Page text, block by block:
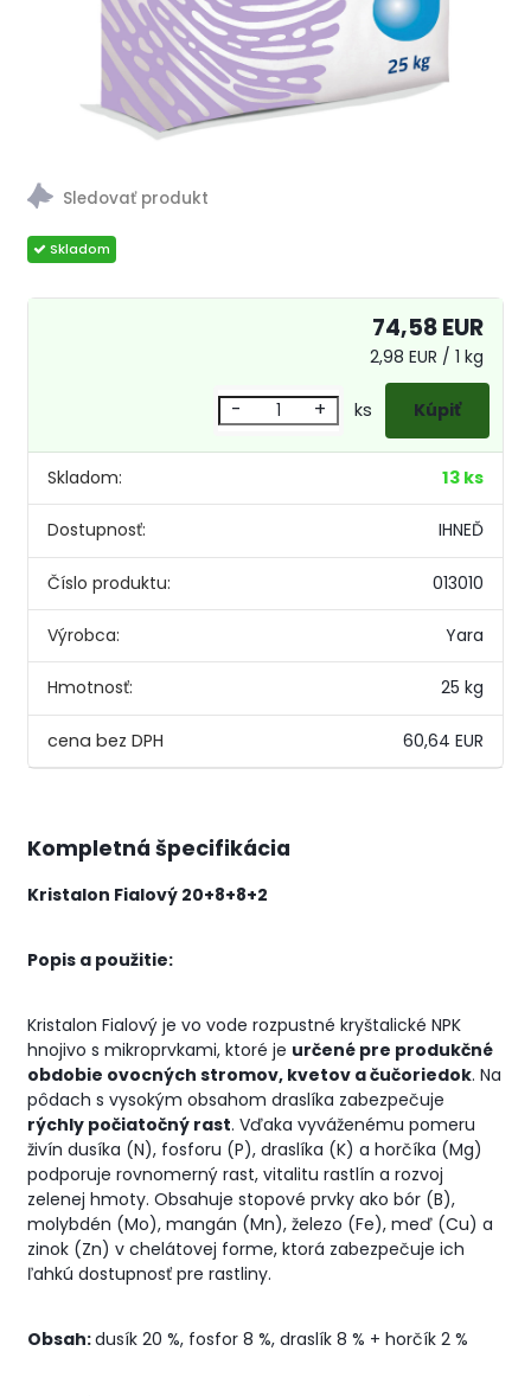
Skladom: 13 ks
Dostupnosť: IHNEĎ
Číslo produktu: 013010
Výrobca: Yara
Hmotnosť: 25 kg
60,64 EUR
74,58 EUR
2,98 EUR / 1 kg
- + ks
Kompletná špecifikácia
Kristalon Fialový 20+8+8+2
Popis a použitie:
Kristalon Fialový je vo vode rozpustné kryštalické NPK
hnojivo s mikroprvkami, ktoré je určené pre produkčné
obdobie ovocných stromov, kvetov a čučoriedok. Na
pôdach s vysokým obsahom draslíka zabezpečuje
rýchly počiatočný rast. Vďaka vyváženému pomeru
živín dusíka (N), fosforu (P), draslíka (K) a horčíka (Mg)
podporuje rovnomerný rast, vitalitu rastlín a rozvoj
zelenej hmoty. Obsahuje stopové prvky ako bór (B),
molybdén (Mo), mangán (Mn), železo (Fe), meď (Cu) a
zinok (Zn) v chelátovej forme, ktorá zabezpečuje ich
ľahkú dostupnosť pre rastliny.
Obsah:dusík 20 %, fosfor 8 %, draslík 8 % + horčík 2 %